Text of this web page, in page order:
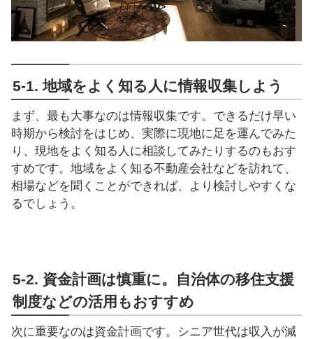
5-1. 地域をよく知る人に情報収集しよう
まず、最も大事なのは情報収集です。できるだけ早い
時期から検討をはじめ、実際に現地に足を運んでみた
り、現地をよく知る人に相談してみたりするのもおす
すめです。地域をよく知る不動産会社などを訪れて、
相場などを聞くことができれば、より検討しやすくな
るでしょう。
5-2. 資金計画は慎重に。自治体の移住支援
制度などの活用もおすすめ
次に重要なのは資金計画です。シニア世代は収入が減